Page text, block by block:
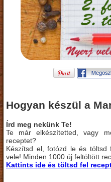
Hogyan készül a
Írd meg nekünk Te!
Te már elkészítetted, vagy
receptet?
Készítsd el, fotózd le és töltsd
vele! Minden 1000 új feltöltött
Kattints ide és töltsd fel